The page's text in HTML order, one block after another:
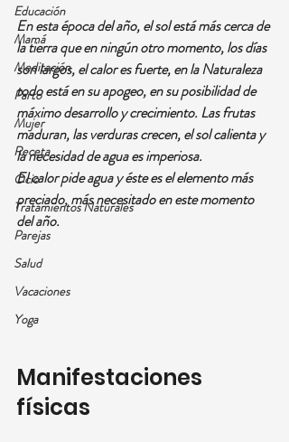
Educación
Mamá
Meditación
Parto
Mujer
Receta
Ocio
Tratamientos Naturales
Parejas
Salud
Vacaciones
Yoga
En esta época del año, el sol está más cerca de
la tierra que en ningún otro momento, los días
son largos, el calor es fuerte, en la Naturaleza
todo está en su apogeo, en su posibilidad de
máximo desarrollo y crecimiento. Las frutas
maduran, las verduras crecen, el sol calienta y
la necesidad de agua es imperiosa.
El calor pide agua y éste es el elemento más
preciado, más necesitado en este momento
del año.
Manifestaciones
físicas